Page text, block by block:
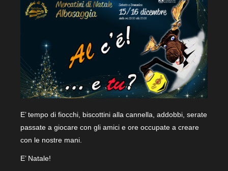
E’ tempo di fiocchi, biscottini alla cannella, addobbi, serate
passate a giocare con gli amici e ore occupate a creare
con le nostre mani.
E’ Natale!